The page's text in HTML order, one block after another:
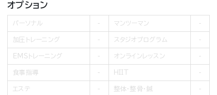
オプション
パーソナル マンツーマン
加圧トレーニング スタジオプログラム
EMSトレーニング オンラインレッスン
食事指導 HIIT
エステ 整体・整骨・鍼